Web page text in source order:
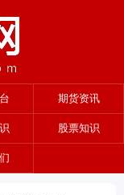
期货资讯
股票知识